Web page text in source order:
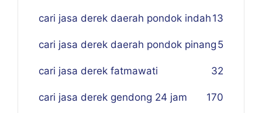
cari jasa derek daerah pondok indah 13
cari jasa derek daerah pondok pinang 5
cari jasa derek fatmawati 32
cari jasa derek gendong 24 jam 170